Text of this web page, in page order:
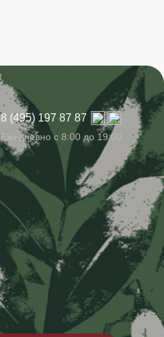
8 (495) 197 87 87
Ежедневно с 8:00 до 19:00